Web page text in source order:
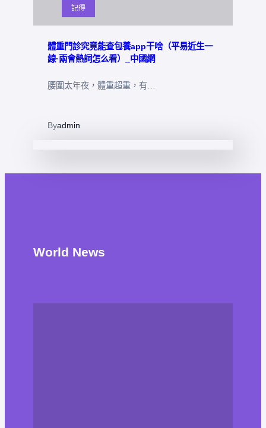
記得
體重門診究竟能查包養app干啥（平易近生一
線·兩會熱詞怎么看）_中國網
腰圍太年夜，體重超重，有…
Byadmin
World News